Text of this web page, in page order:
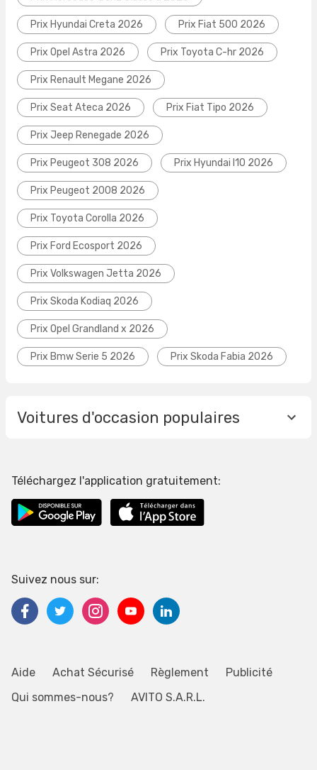
Prix Hyundai Creta 2026 Prix Fiat 500 2026
Prix Opel Astra 2026 Prix Toyota C-hr 2026
Prix Renault Megane 2026
Prix Seat Ateca 2026 Prix Fiat Tipo 2026
Prix Jeep Renegade 2026
Prix Peugeot 308 2026 Prix Hyundai I10 2026
Prix Peugeot 2008 2026
Prix Toyota Corolla 2026
Prix Ford Ecosport 2026
Prix Volkswagen Jetta 2026
Prix Skoda Kodiaq 2026
Prix Opel Grandland x 2026
Prix Bmw Serie 5 2026 Prix Skoda Fabia 2026
Voitures d'occasion populaires
Aide Achat Sécurisé Règlement
Publicité
Qui sommes-nous?
AVITO S.A.R.L.
Téléchargez l'application gratuitement:
Suivez nous sur: